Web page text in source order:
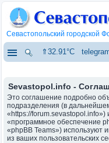
Севастопольский городской
⇑32.91°C
Sevastopol.info -
Это соглашение подробно
подразделения (в
«https://
«программное обеспечение
«phpBB Teams»)
из ваших пользовательских